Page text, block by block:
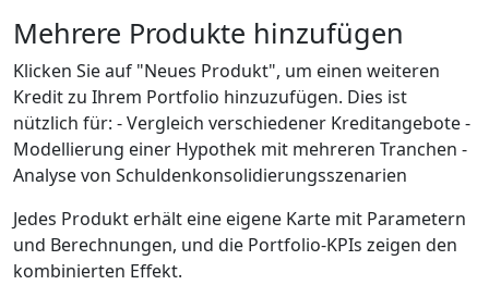
Mehrere Produkte hinzufügen
Klicken Sie auf "Neues Produkt", um einen weiteren
Kredit zu Ihrem Portfolio hinzuzufügen. Dies ist
nützlich für: - Vergleich verschiedener Kreditangebote -
Modellierung einer Hypothek mit mehreren Tranchen -
Analyse von Schuldenkonsolidierungsszenarien
Jedes Produkt erhält eine eigene Karte mit Parametern
und Berechnungen, und die Portfolio-KPIs zeigen den
kombinierten Effekt.